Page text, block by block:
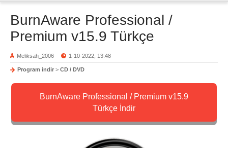
BurnAware Professional /
Premium v15.9 Türkçe
Meliksah_2006 1-10-2022, 13:48
Program indir > CD / DVD
BurnAware Professional / Premium v15.9
Türkçe İndir